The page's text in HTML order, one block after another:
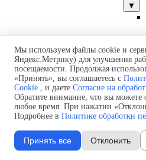
▼
Мы используем файлы cookie и
Яндекс.Метрику) для улучшения
посещаемости. Продолжая
«Принять», вы соглашаетесь с
Cookie , и даете Согласие на
Обратите внимание, что вы можете
любое время. При нажатии
Подробнее в Политике обработки
Принять все Отклонить